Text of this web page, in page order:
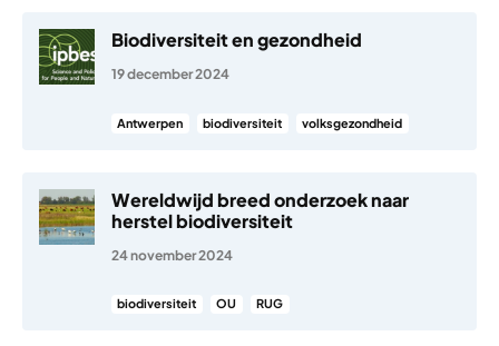
Biodiversiteit en gezondheid
19 december 2024
Antwerpen biodiversiteit volksgezondheid
Wereldwijd breed onderzoek naar
herstel biodiversiteit
24 november 2024
biodiversiteit OU RUG